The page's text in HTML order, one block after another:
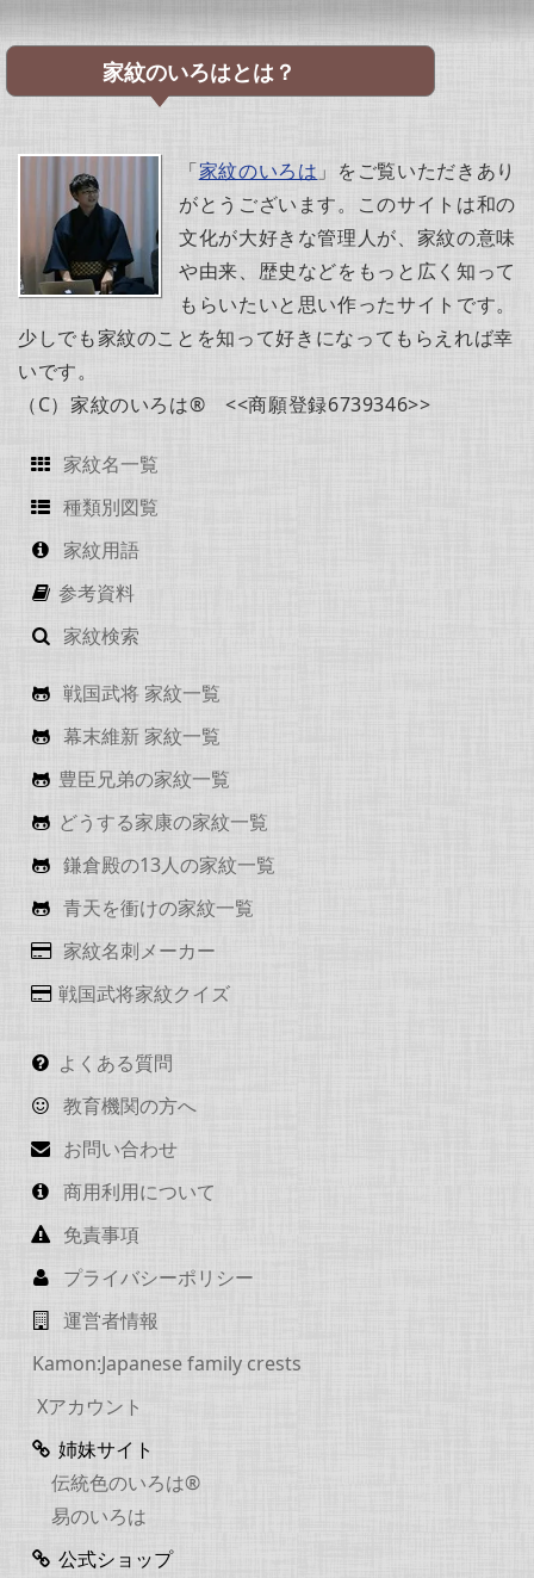
家紋のいろはとは？
「家紋のいろは 」をご覧いただきあり
がとうございます。このサイトは和の
文化が大好きな管理人が、家紋の意味
や由来、歴史などをもっと広く知って
もらいたいと思い作ったサイトです。
少しでも家紋のことを知って好きになってもらえれば幸
いです。
（C）家紋のいろは® <<商願登録6739346>>
家紋名一覧
種類別図覧
家紋用語
参考資料
家紋検索
戦国武将 家紋一覧
幕末維新 家紋一覧
豊臣兄弟の家紋一覧
どうする家康の家紋一覧
鎌倉殿の13人の家紋一覧
青天を衝けの家紋一覧
家紋名刺メーカー
戦国武将家紋クイズ
よくある質問
教育機関の方へ
お問い合わせ
商用利用について
免責事項
プライバシーポリシー
運営者情報
Kamon:Japanese family crests
Xアカウント
姉妹サイト
伝統色のいろは®
易のいろは
公式ショップ